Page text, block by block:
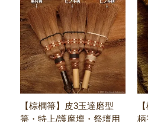
【棕櫚箒】皮3玉達磨型
箒・特上/護摩壇・祭壇用
柄